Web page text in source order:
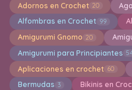
Adornos en Crochet 20
Alfombras en Crochet 99
Amigurumi Gnomo 20
Amigurumi para Principiantes
Aplicaciones en crochet 60
Bermudas 3 Bikinis en